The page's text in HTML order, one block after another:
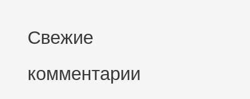
Свежие
комментарии